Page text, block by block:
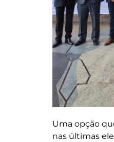
Uma opção
nas últimas